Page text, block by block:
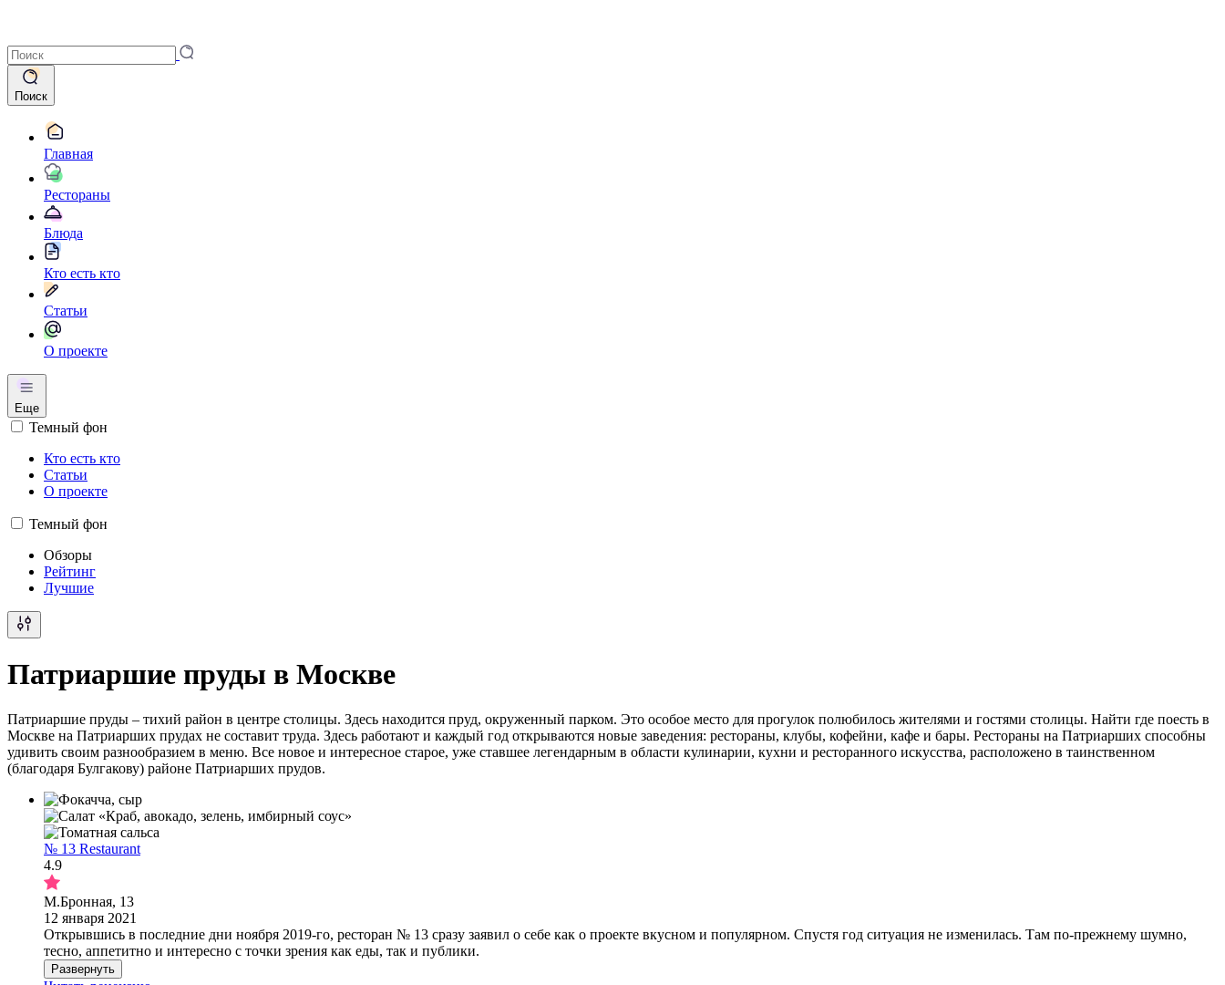
Поиск
Главная
Рестораны
Блюда
Кто есть кто
Статьи
О проекте
Еще
Темный фон
Кто есть кто
Статьи
О проекте
Темный фон
Обзоры
Рейтинг
Лучшие
Патриаршие пруды в Москве
Патриаршие пруды – тихий район в центре столицы. Здесь находится пруд, окруженный парком. Это особое место для прогулок полюбилось жителями и гостями столицы. Найти где поесть в
Москве на Патриарших прудах не составит труда. Здесь работают и каждый год открываются новые заведения: рестораны, клубы, кофейни, кафе и бары. Рестораны на Патриарших способны
удивить своим разнообразием в меню. Все новое и интересное старое, уже ставшее легендарным в области кулинарии, кухни и ресторанного искусства, расположено в таинственном
(благодаря Булгакову) районе Патриарших прудов.
№ 13 Restaurant
4.9
М.Бронная, 13
12 января 2021
Открывшись в последние дни ноября 2019-го, ресторан № 13 сразу заявил о себе как о проекте вкусном и популярном. Спустя год ситуация не изменилась. Там по-прежнему шумно,
тесно, аппетитно и интересно с точки зрения как еды, так и публики.
Развернуть